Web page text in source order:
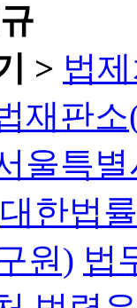
> 법
재판
울특
대한법
원) 법